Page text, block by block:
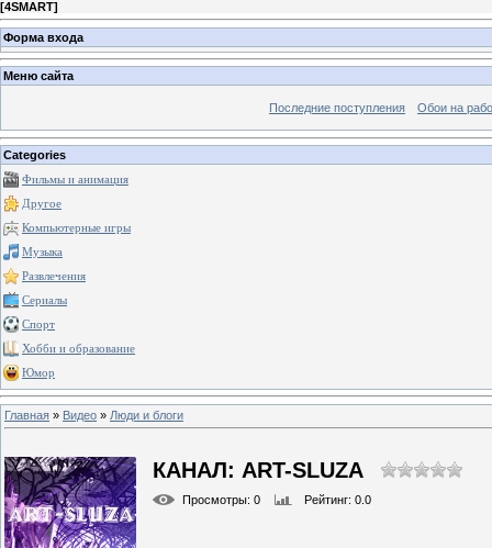
[4SMART]
Форма входа
Меню сайта
Последние поступления Обои на
Categories
Фильмы и анимация
Другое
Компьютерные игры
Музыка
Развлечения
Сериалы
Спорт
Хобби и образование
Юмор
Главная » Видео » Люди и блоги
КАНАЛ: ART-SLUZA
Просмотры: 0 Рейтинг: 0.0